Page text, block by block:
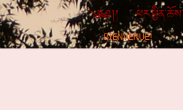
BIENVENUE!